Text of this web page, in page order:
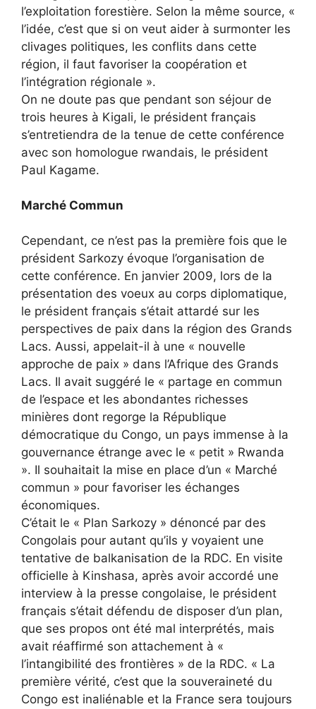
l’exploitation forestière. Selon la même source, «
l’idée, c’est que si on veut aider à surmonter les
clivages politiques, les conflits dans cette
région, il faut favoriser la coopération et
l’intégration régionale ».
On ne doute pas que pendant son séjour de
trois heures à Kigali, le président français
s’entretiendra de la tenue de cette conférence
avec son homologue rwandais, le président
Paul Kagame.
Marché Commun
Cependant, ce n’est pas la première fois que le
président Sarkozy évoque l’organisation de
cette conférence. En janvier 2009, lors de la
présentation des voeux au corps diplomatique,
le président français s’était attardé sur les
perspectives de paix dans la région des Grands
Lacs. Aussi, appelait-il à une « nouvelle
approche de paix » dans l’Afrique des Grands
Lacs. Il avait suggéré le « partage en commun
de l’espace et les abondantes richesses
minières dont regorge la République
démocratique du Congo, un pays immense à la
gouvernance étrange avec le « petit » Rwanda
». Il souhaitait la mise en place d’un « Marché
commun » pour favoriser les échanges
économiques.
C’était le « Plan Sarkozy » dénoncé par des
Congolais pour autant qu’ils y voyaient une
tentative de balkanisation de la RDC. En visite
officielle à Kinshasa, après avoir accordé une
interview à la presse congolaise, le président
français s’était défendu de disposer d’un plan,
que ses propos ont été mal interprétés, mais
avait réaffirmé son attachement à «
l’intangibilité des frontières » de la RDC. « La
première vérité, c’est que la souveraineté du
Congo est inaliénable et la France sera toujours